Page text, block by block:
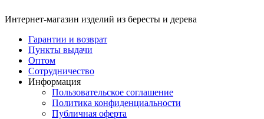
Интернет-магазин изделий из бересты и дерева
Гарантии и возврат
Пункты выдачи
Оптом
Сотрудничество
Информация
Пользовательское соглашение
Политика конфиденциальности
Публичная оферта